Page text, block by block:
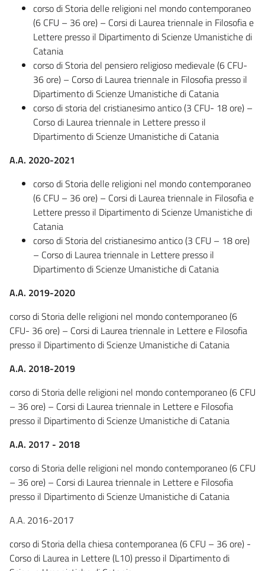
corso di Storia delle religioni nel mondo contemporaneo
(6 CFU – 36 ore) – Corsi di Laurea triennale in Filosofia e
Lettere presso il Dipartimento di Scienze Umanistiche di
Catania
corso di Storia del pensiero religioso medievale (6 CFU-
36 ore) – Corso di Laurea triennale in Filosofia presso il
Dipartimento di Scienze Umanistiche di Catania
corso di storia del cristianesimo antico (3 CFU- 18 ore) –
Corso di Laurea triennale in Lettere presso il
Dipartimento di Scienze Umanistiche di Catania
A.A. 2020-2021
corso di Storia delle religioni nel mondo contemporaneo
(6 CFU – 36 ore) – Corsi di Laurea triennale in Filosofia e
Lettere presso il Dipartimento di Scienze Umanistiche di
Catania
corso di Storia del cristianesimo antico (3 CFU – 18 ore)
– Corso di Laurea triennale in Lettere presso il
Dipartimento di Scienze Umanistiche di Catania
A.A. 2019-2020
corso di Storia delle religioni nel mondo contemporaneo (6
CFU- 36 ore) – Corsi di Laurea triennale in Lettere e Filosofia
presso il Dipartimento di Scienze Umanistiche di Catania
A.A. 2018-2019
corso di Storia delle religioni nel mondo contemporaneo (6 CFU
– 36 ore) – Corsi di Laurea triennale in Lettere e Filosofia
presso il Dipartimento di Scienze Umanistiche di Catania
A.A. 2017 - 2018
corso di Storia delle religioni nel mondo contemporaneo (6 CFU
– 36 ore) – Corsi di Laurea triennale in Lettere e Filosofia
presso il Dipartimento di Scienze Umanistiche di Catania
A.A. 2016-2017
corso di Storia della chiesa contemporanea (6 CFU – 36 ore) -
Corso di Laurea in Lettere (L10) presso il Dipartimento di